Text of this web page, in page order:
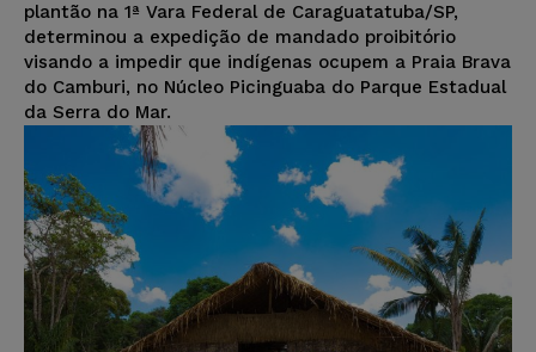
plantão na 1ª Vara Federal de Caraguatatuba/SP,
determinou a expedição de mandado proibitório
visando a impedir que indígenas ocupem a Praia Brava
do Camburi, no Núcleo Picinguaba do Parque Estadual
da Serra do Mar.